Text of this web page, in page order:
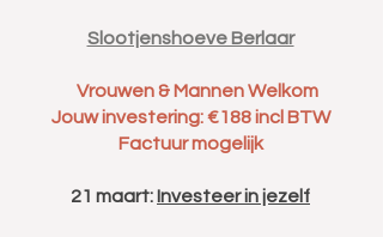
Slootjenshoeve Berlaar
​Vrouwen & Mannen Welkom
Jouw investering: €188 incl BTW
Factuur mogelijk
21 maart: Investeer in jezelf